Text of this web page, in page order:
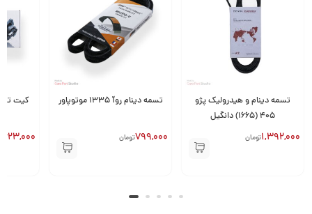
تسمه دینام و هیدرولیک پژو
405 (1665) دانگیل
1,392,000تومان
تسمه دینام روآ 1335 موتوپاور
799,000تومان